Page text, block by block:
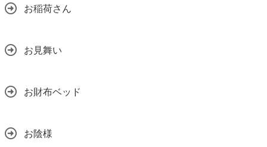
お稲荷さん
お見舞い
お財布ベッド
お陰様